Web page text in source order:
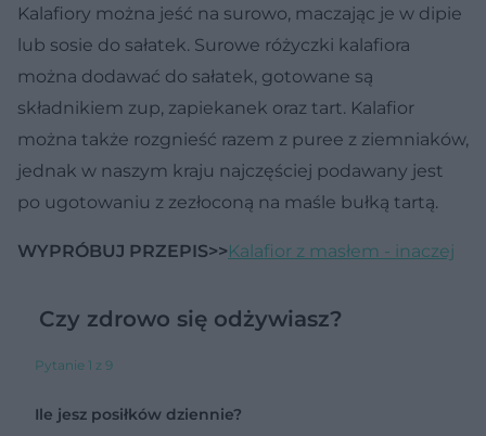
Kalafiory można jeść na surowo, maczając je w dipie
lub sosie do sałatek. Surowe różyczki kalafiora
można dodawać do sałatek, gotowane są
składnikiem zup, zapiekanek oraz tart. Kalafior
można także rozgnieść razem z puree z ziemniaków,
jednak w naszym kraju najczęściej podawany jest
po ugotowaniu z zezłoconą na maśle bułką tartą.
WYPRÓBUJ PRZEPIS>>Kalafior z masłem - inaczej
Czy zdrowo się odżywiasz?
Pytanie 1 z 9
Ile jesz posiłków dziennie?